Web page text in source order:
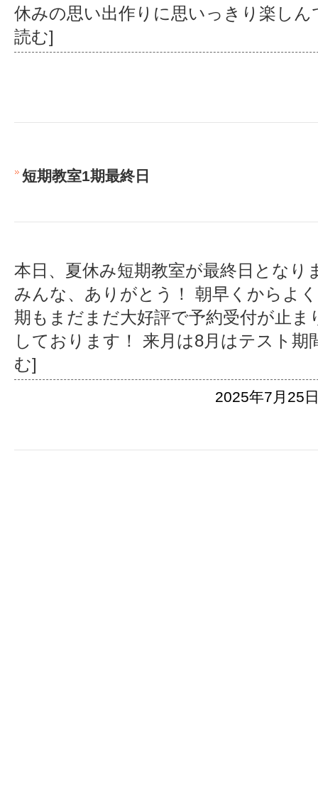
休みの思い出作りに思いっきり楽しん
読む]
短期教室1期最終日
本日、夏休み短期教室が最終日となり
みんな、ありがとう！ 朝早くからよ
期もまだまだ大好評で予約受付が止
しております！ 来月は8月はテスト期
む]
2025年7月25